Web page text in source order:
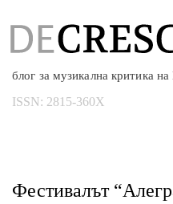
блог за музикална критика
ISSN: 2815-360X
Фестивалът